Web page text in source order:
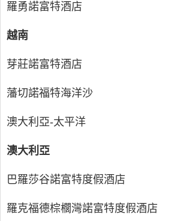
羅勇諾富特酒店
越南
芽莊諾富特酒店
藩切諾福特海洋沙
澳大利亞-太平洋
澳大利亞
巴羅莎谷諾富特度假酒店
羅克福德棕櫚灣諾富特度假酒店